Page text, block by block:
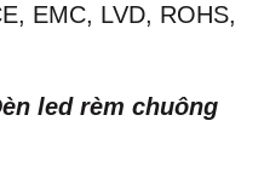
EMC, LVD, ROHS,
led rèm chuông